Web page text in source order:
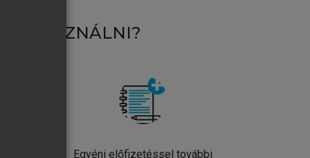
HASZNÁLNI?
Egyéni előfizetéssel további